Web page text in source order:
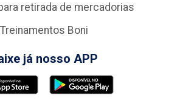
retirada de mercadorias
Treinamentos Boni
já nosso APP